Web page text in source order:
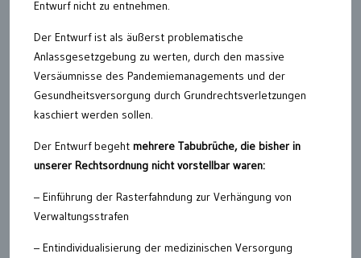
Entwurf nicht zu entnehmen.
Der Entwurf ist als äußerst problematische
Anlassgesetzgebung zu werten, durch den massive
Versäumnisse des Pandemiemanagements und der
Gesundheitsversorgung durch Grundrechtsverletzungen
kaschiert werden sollen.
Der Entwurf begeht mehrere Tabubrüche, die bisher in
unserer Rechtsordnung nicht vorstellbar waren:
– Einführung der Rasterfahndung zur Verhängung von
Verwaltungsstrafen
– Entindividualisierung der medizinischen Versorgung